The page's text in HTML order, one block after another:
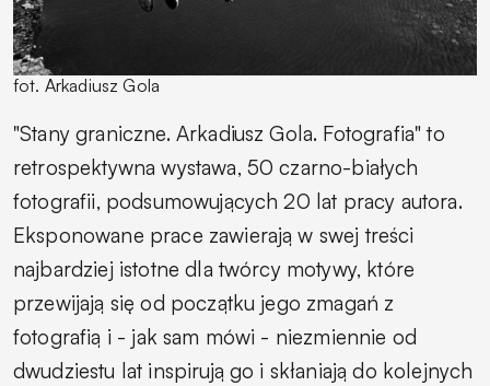
fot. Arkadiusz Gola
"Stany graniczne. Arkadiusz Gola. Fotografia" to
retrospektywna wystawa, 50 czarno-białych
fotografii, podsumowujących 20 lat pracy autora.
Eksponowane prace zawierają w swej treści
najbardziej istotne dla twórcy motywy, które
przewijają się od początku jego zmagań z
fotografią i - jak sam mówi - niezmiennie od
dwudziestu lat inspirują go i skłaniają do kolejnych